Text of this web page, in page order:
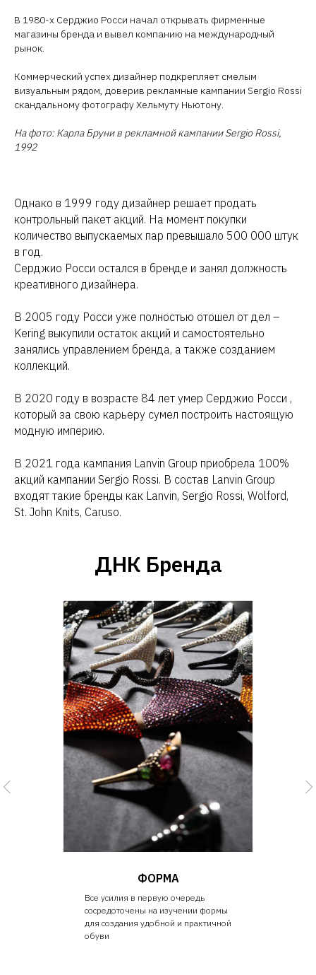
В 1980-х Серджио Росси начал открывать фирменные
магазины бренда и вывел компанию на международный
рынок.
Коммерческий успех дизайнер подкрепляет смелым
визуальным рядом, доверив рекламные кампании Sergio Rossi
скандальному фотографу Хельмуту Ньютону.
На фото: Карла Бруни в рекламной кампании Sergio Rossi,
1992
Однако в 1999 году дизайнер решает продать
контрольный пакет акций. На момент покупки
количество выпускаемых пар превышало 500 000 штук
в год.
Серджио Росси остался в бренде и занял должность
креативного дизайнера.
В 2005 году Росси уже полностью отошел от дел –
Kering выкупили остаток акций и самостоятельно
занялись управлением бренда, а также созданием
коллекций.
В 2020 году в возрасте 84 лет умер Серджио Росси ,
который за свою карьеру сумел построить настоящую
модную империю.
В 2021 года кампания Lanvin Group приобрела 100%
акций кампании Sergio Rossi. В состав Lanvin Group
входят такие бренды как Lanvin, Sergio Rossi, Wolford,
St. John Knits, Caruso.
ДНК Бренда
ФОРМА
Все усилия в первую очередь
сосредоточены на изучении формы
для создания удобной и практичной
обуви